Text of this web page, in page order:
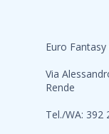
Euro
Via
Rende
Tel./WA: 392